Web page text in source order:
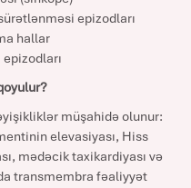
epizodları
hallar
epizodları
müşahidə olunur:
elevasiyası, Hiss
mədəcik taxikardiyası və
transmembra fəaliyyət